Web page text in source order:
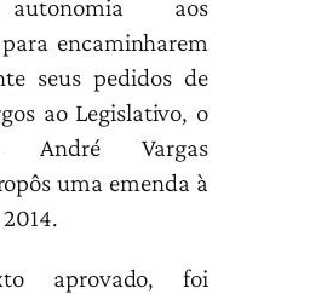
aos
encaminharem
seus pedidos de
ao Legislativo, o
André Vargas
uma emenda à
aprovado, foi